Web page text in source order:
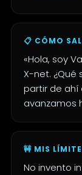
📋 CÓMO
«Hola, soy
X-net. ¿Qué
partir de ahí
avanzamos
🚧 MIS
No invento